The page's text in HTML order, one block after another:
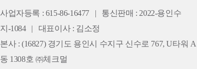
사업자등록 : 615-86-16477
통신판매 : 2022-용인수
지-1084
대표이사 : 김소정
본사 : (16827) 경기도 용인시 수지구 신수로 767, U타워 A
동 1308호 ㈜체크멀